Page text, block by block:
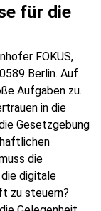
für die
FOKUS,
Berlin. Auf
Aufgaben zu.
in die
Gesetzgebung
die
digitale
zu steuern?